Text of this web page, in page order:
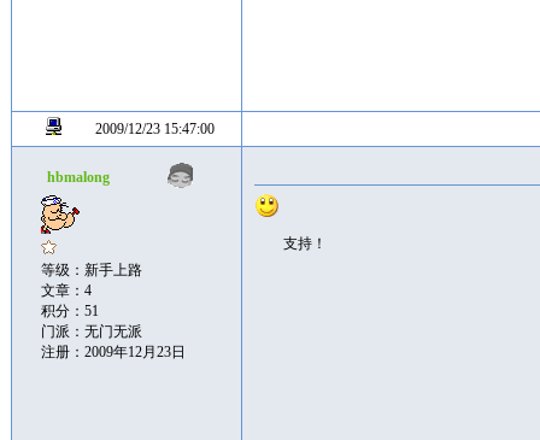
2009/12/23 15:47:00
hbmalong
等级：新手上路
文章：4
积分：51
门派：无门无派
注册：2009年12月23日
支持！